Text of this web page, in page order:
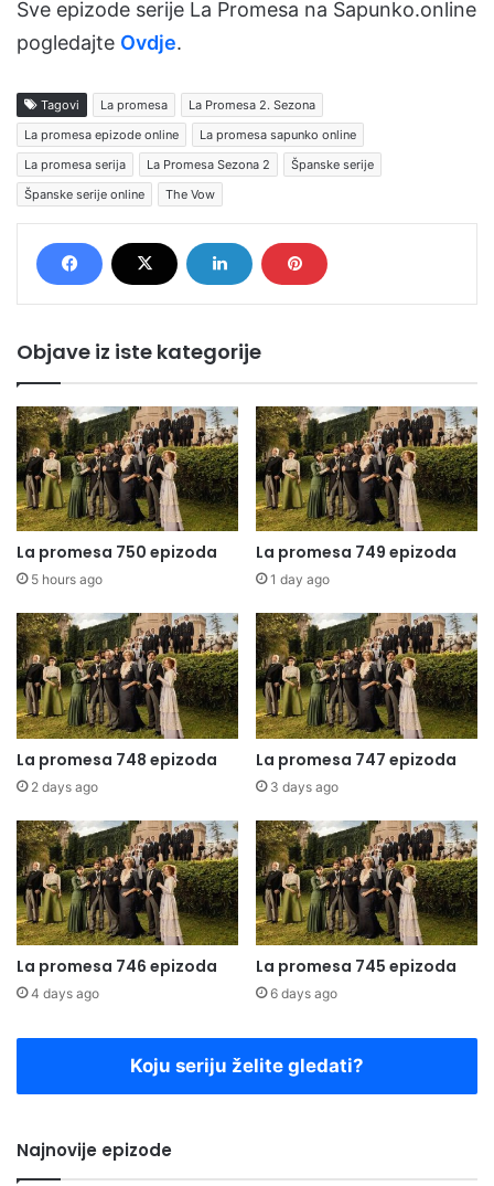
Sve epizode serije La Promesa na Sapunko.online
pogledajte Ovdje.
Tagovi La promesa
La Promesa 2. Sezona
La promesa epizode online
La promesa sapunko online
La promesa serija
La Promesa Sezona 2
Španske serije
Španske serije online
The Vow
Objave iz iste kategorije
La promesa 750 epizoda
5 hours ago
La promesa 749 epizoda
1 day ago
La promesa 748 epizoda
2 days ago
La promesa 747 epizoda
3 days ago
La promesa 746 epizoda
4 days ago
La promesa 745 epizoda
6 days ago
Koju seriju želite gledati?
Najnovije epizode